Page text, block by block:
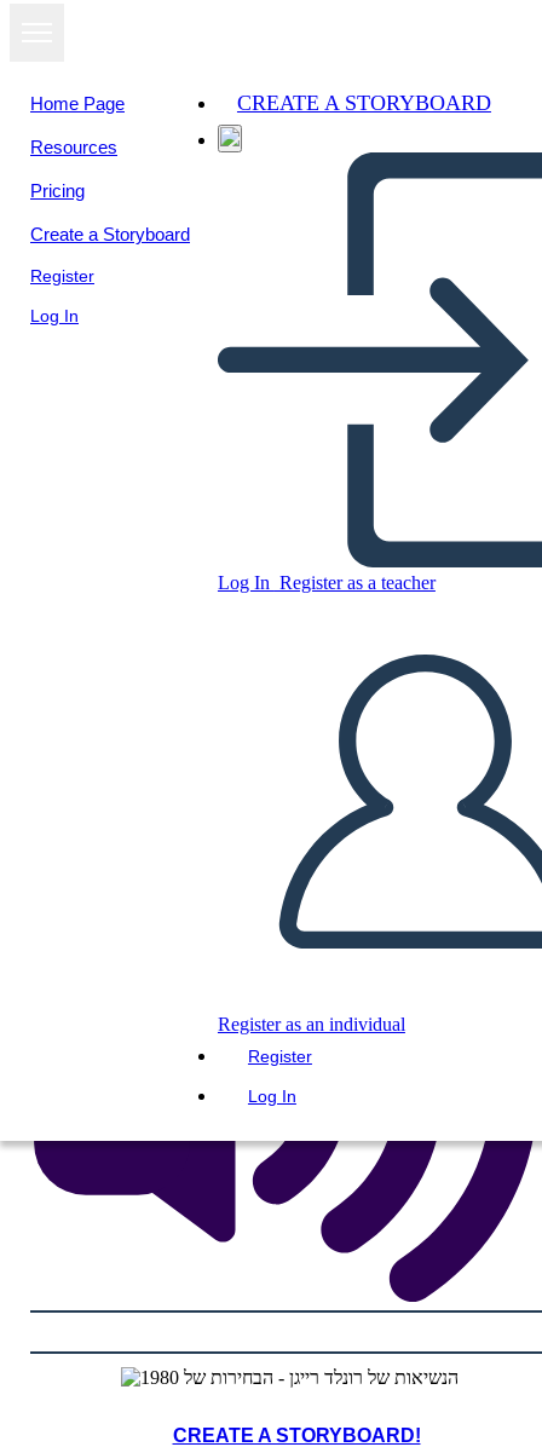
Home Page
Resources
Pricing
Create a Storyboard
Register
Log In
CREATE A STORYBOARD
Log In Register as a teacher
Register as an individual
Register
Log In
הנשיאות של רונלד רייגן -
הבחירות של 1980
Copy this Storyboard
CREATE A STORYBOARD
PLAY SLIDESHOW
READ TO ME
CREATE A STORYBOARD!